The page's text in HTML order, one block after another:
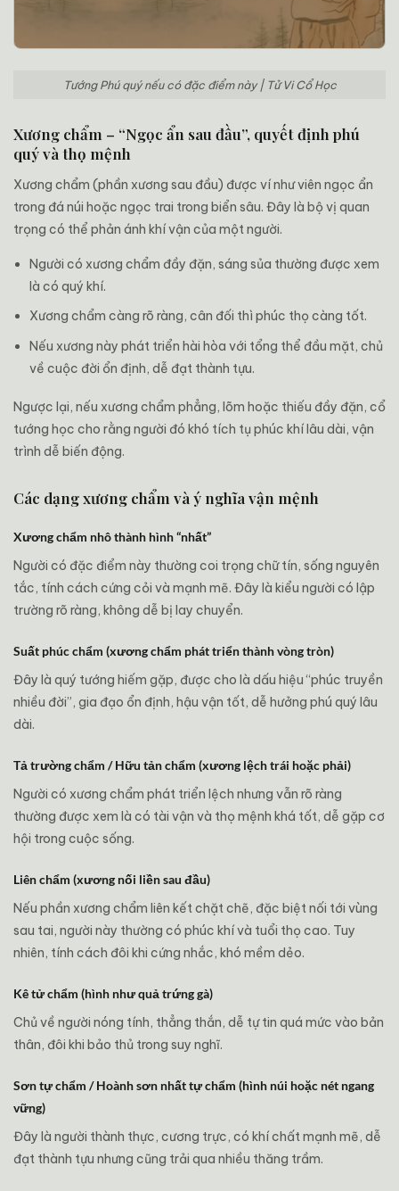
Tướng Phú quý nếu có đặc điểm này | Tử Vi Cổ Học
Xương chẩm – “Ngọc ẩn sau đầu”, quyết định phú
quý và thọ mệnh
Xương chẩm (phần xương sau đầu) được ví như viên ngọc ẩn
trong đá núi hoặc ngọc trai trong biển sâu. Đây là bộ vị quan
trọng có thể phản ánh khí vận của một người.
Người có xương chẩm đầy đặn, sáng sủa thường được xem
là có quý khí.
Xương chẩm càng rõ ràng, cân đối thì phúc thọ càng tốt.
Nếu xương này phát triển hài hòa với tổng thể đầu mặt, chủ
về cuộc đời ổn định, dễ đạt thành tựu.
Ngược lại, nếu xương chẩm phẳng, lõm hoặc thiếu đầy đặn, cổ
tướng học cho rằng người đó khó tích tụ phúc khí lâu dài, vận
trình dễ biến động.
Các dạng xương chẩm và ý nghĩa vận mệnh
Xương chẩm nhô thành hình “nhất”
Người có đặc điểm này thường coi trọng chữ tín, sống nguyên
tắc, tính cách cứng cỏi và mạnh mẽ. Đây là kiểu người có lập
trường rõ ràng, không dễ bị lay chuyển.
Suất phúc chẩm (xương chẩm phát triển thành vòng tròn)
Đây là quý tướng hiếm gặp, được cho là dấu hiệu “phúc truyền
nhiều đời”, gia đạo ổn định, hậu vận tốt, dễ hưởng phú quý lâu
dài.
Tả trường chẩm / Hữu tản chẩm (xương lệch trái hoặc phải)
Người có xương chẩm phát triển lệch nhưng vẫn rõ ràng
thường được xem là có tài vận và thọ mệnh khá tốt, dễ gặp cơ
hội trong cuộc sống.
Liên chẩm (xương nối liền sau đầu)
Nếu phần xương chẩm liên kết chặt chẽ, đặc biệt nối tới vùng
sau tai, người này thường có phúc khí và tuổi thọ cao. Tuy
nhiên, tính cách đôi khi cứng nhắc, khó mềm dẻo.
Kê tử chẩm (hình như quả trứng gà)
Chủ về người nóng tính, thẳng thắn, dễ tự tin quá mức vào bản
thân, đôi khi bảo thủ trong suy nghĩ.
Sơn tự chẩm / Hoành sơn nhất tự chẩm (hình núi hoặc nét ngang
vững)
Đây là người thành thực, cương trực, có khí chất mạnh mẽ, dễ
đạt thành tựu nhưng cũng trải qua nhiều thăng trầm.